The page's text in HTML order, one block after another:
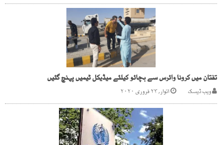
تفتان میں کرونا وائرس سے بچائو کیلئے میڈیکل ٹیمیں پہنچ گئیں
ویب ڈیسک اتوار, ۲۳ فروری ۲۰۲۰